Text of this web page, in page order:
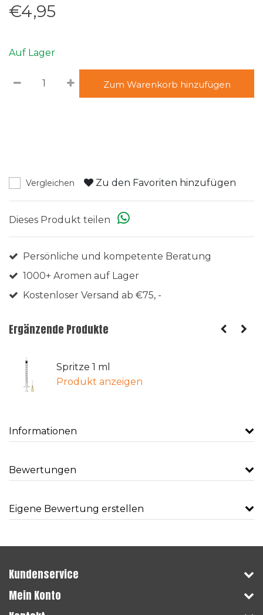
€4,95
Auf Lager
Zum Warenkorb hinzufügen
Vergleichen Zu den Favoriten hinzufügen
Dieses Produkt teilen
Persönliche und kompetente Beratung
1000+ Aromen auf Lager
Kostenloser Versand ab €75, -
Ergänzende Produkte
Spritze 1 ml
Produkt anzeigen
Informationen
Bewertungen
Eigene Bewertung erstellen
Kundenservice
Mein Konto